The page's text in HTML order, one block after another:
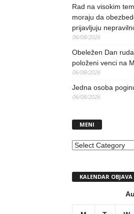
Rad na visokim
moraju da
prijavljuju
06/08/2026
Obeležen Dan
položeni venci na
06/08/2026
Jedna osoba
06/08/2026
MENI
MENI
KALENDAR OBJAVA